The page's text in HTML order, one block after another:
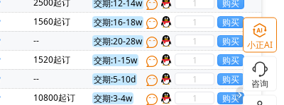
BELLING(上海贝岭)(1)
semi(顺芯)(1)
ESMT(晶豪科)(1)
莱迪斯)(1)
MACOM(1)
U-BLOX(优北罗)(1)
达晶微)(1)
TONTEK(台湾通泰)(1)
2500起订
交期:12-14w
1560起订
交期:16-18w
--
交期:20-28w
1520起订
交期:1-15w
--
交期:5-10d
10800起订
交期:3-4w
小正AI
咨询